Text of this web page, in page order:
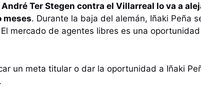
Ter Stegen contra el Villarreal lo va a
meses. Durante la baja del alemán, Iñaki Peña
mercado de agentes libres es una
un meta titular o dar la oportunidad a Iñaki